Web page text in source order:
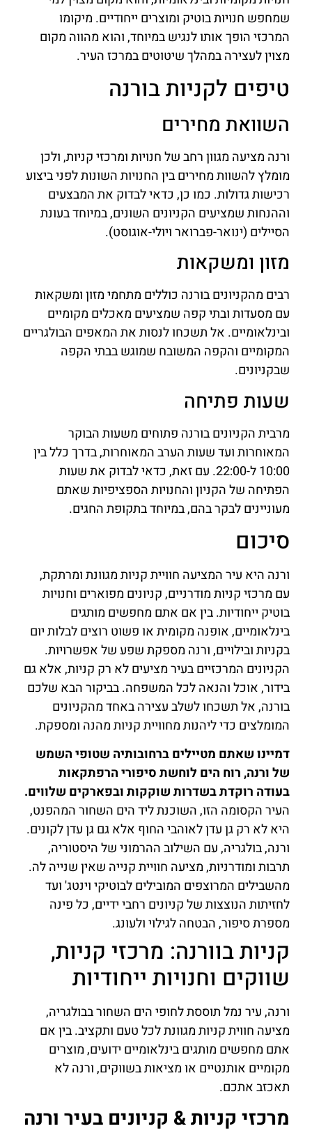
שמחפש חנויות בוטיק ומוצרים ייחודיים. מיקומו
המרכזי הופך אותו לנגיש במיוחד, והוא מהווה מקום
מצוין לעצירה במהלך שיטוטים במרכז העיר.
טיפים לקניות בורנה
השוואת מחירים
ורנה מציעה מגוון רחב של חנויות ומרכזי קניות, ולכן
מומלץ להשוות מחירים בין החנויות השונות לפני ביצוע
רכישות גדולות. כמו כן, כדאי לבדוק את המבצעים
וההנחות שמציעים הקניונים השונים, במיוחד בעונת
הסיילים (ינואר-פברואר ויולי-אוגוסט).
מזון ומשקאות
רבים מהקניונים בורנה כוללים מתחמי מזון ומשקאות
עם מסעדות ובתי קפה שמציעים מאכלים מקומיים
ובינלאומיים. אל תשכחו לנסות את המאפים הבולגריים
המקומיים והקפה המשובח שמוגש בבתי הקפה
שבקניונים.
שעות פתיחה
מרבית הקניונים בורנה פתוחים משעות הבוקר
המאוחרות ועד שעות הערב המאוחרות, בדרך כלל בין
10:00 ל-22:00. עם זאת, כדאי לבדוק את שעות
הפתיחה של הקניון והחנויות הספציפיות שאתם
מעוניינים לבקר בהם, במיוחד בתקופת החגים.
סיכום
ורנה היא עיר המציעה חוויית קניות מגוונת ומרתקת,
עם מרכזי קניות מודרניים, קניונים מפוארים וחנויות
בוטיק ייחודיות. בין אם אתם מחפשים מותגים
בינלאומיים, אופנה מקומית או פשוט רוצים לבלות יום
בקניות ובילויים, ורנה מספקת שפע של אפשרויות.
הקניונים המרכזיים בעיר מציעים לא רק קניות, אלא גם
בידור, אוכל והנאה לכל המשפחה. בביקור הבא שלכם
בורנה, אל תשכחו לשלב עצירה באחד מהקניונים
המומלצים כדי ליהנות מחוויית קניות מהנה ומספקת.
דמיינו שאתם מטיילים ברחובותיה שטופי השמש
של ורנה, רוח הים לוחשת סיפורי הרפתקאות
בעודה רוקדת בשדרות שוקקות ובפארקים שלווים.
העיר הקסומה הזו, השוכנת ליד הים השחור המהפנט,
היא לא רק גן עדן לאוהבי החוף אלא גם גן עדן לקונים.
ורנה, בולגריה, עם השילוב ההרמוני של היסטוריה,
תרבות ומודרניות, מציעה חוויית קנייה שאין שנייה לה.
מהשבילים המרוצפים המובילים לבוטיקי וינטג' ועד
לחזיתות הנוצצות של קניונים רחבי ידיים, כל פינה
מספרת סיפור, הבטחה לגילוי ולעונג.
קניות בוורנה: מרכזי קניות,
שווקים וחנויות ייחודיות
ורנה, עיר נמל תוססת לחופי הים השחור בבולגריה,
מציעה חווית קניות מגוונת לכל טעם ותקציב. בין אם
אתם מחפשים מותגים בינלאומיים ידועים, מוצרים
מקומיים אותנטיים או מציאות בשווקים, ורנה לא
תאכזב אתכם.
מרכזי קניות & קניונים בעיר ורנה